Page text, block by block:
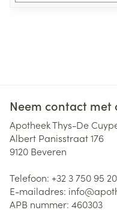
Neem contact met
Apotheek Thys-De
Albert Panisstraat 176
9120 Beveren
Telefoon: +32 3 750 95 20
E-mailadres: info@
APB nummer: 460303